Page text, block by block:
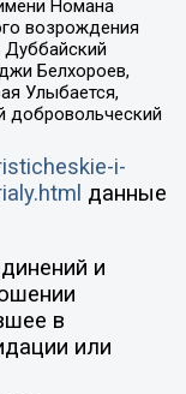
Номана
возрождения
Белхороев,
Улыбается,
добровольческий
i-
данные
и
в
или